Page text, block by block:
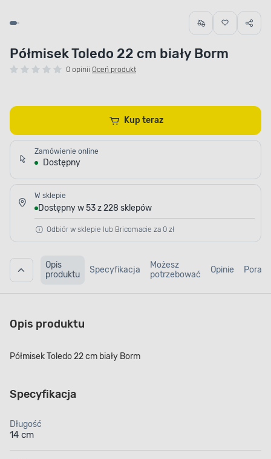
Półmisek Toledo 22 cm biały Borm
0 opinii Oceń produkt
Kup teraz
Zamówienie online
Dostępny
W sklepie
Dostępny w 53 z 228 sklepów
Odbiór w sklepie lub Bricomacie za 0 zł
Opis
produktu
Specyfikacja
Możesz
potrzebować
Opinie Porady
Opis produktu
Półmisek Toledo 22 cm biały Borm
Specyfikacja
Długość
14 cm